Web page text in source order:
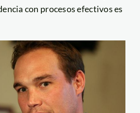
con procesos efectivos es